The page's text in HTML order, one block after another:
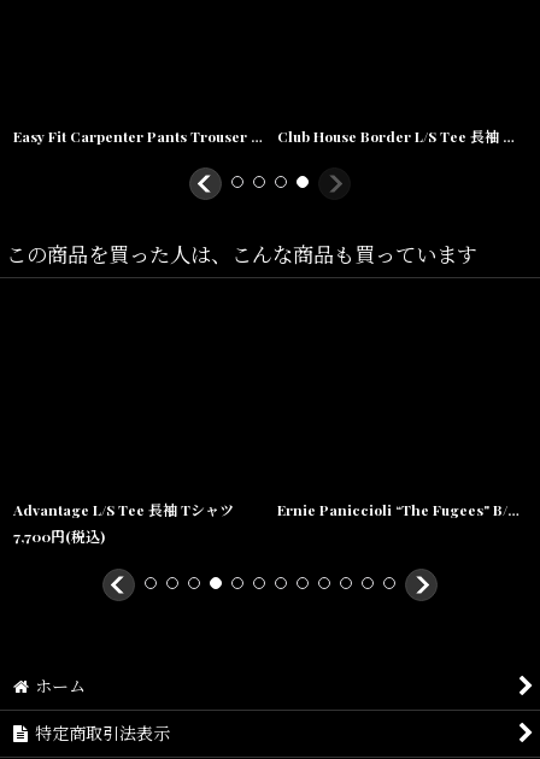
XXL(着丈:85cm,身幅:65cm,肩幅:63cm,袖丈:65cm)
Easy Fit Carpenter Pants Trouser イージー カーペンター パンツ タック パンツ Black Club House Border L/S Tee 長袖 ボーダー カレッジ Tシャツ カットソー ロゴ Black
この商品を買った人は、こんな商品も買っています
Advantage L/S Tee 長袖 Tシャツ
7,700円(税込)
Ernie Paniccioli “The Fugees" B/W Tee オフィシャル コラボ フォト 長袖 Tシャツ
ホーム
特定商取引法表示